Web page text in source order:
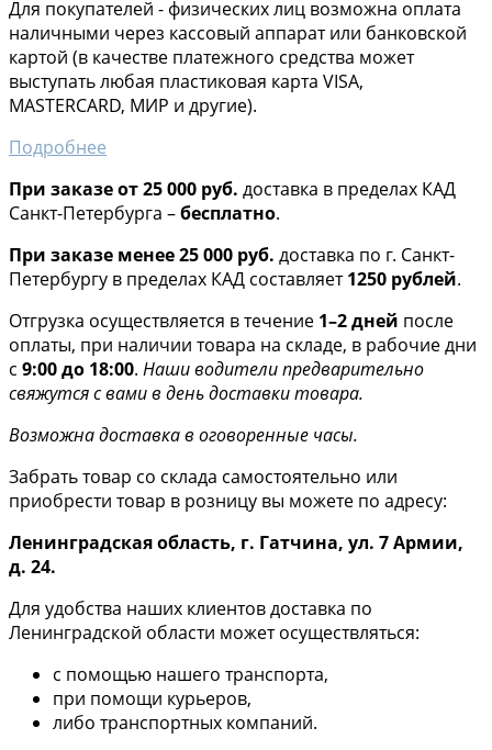
Для покупателей - физических лиц возможна оплата
наличными через кассовый аппарат или банковской
картой (в качестве платежного средства может
выступать любая пластиковая карта VISA,
MASTERCARD, МИР и другие).
Подробнее
При заказе от 25 000 руб. доставка в пределах КАД
Санкт-Петербурга –бесплатно.
При заказе менее 25 000 руб. доставка по г. Санкт-
Петербургу в пределах КАД составляет1250 рублей.
Отгрузка осуществляется в течение 1–2 дней после
оплаты, при наличии товара на складе, в рабочие дни
с 9:00 до 18:00. Наши водители предварительно
свяжутся с вами в день доставки товара.
Возможна доставка в оговоренные часы.
Забрать товар со склада самостоятельно или
приобрести товар в розницу вы можете по адресу:
Ленинградская область, г. Гатчина, ул. 7 Армии,
д. 24.
Для удобства наших клиентов доставка по
Ленинградской области может осуществляться:
с помощью нашего транспорта,
при помощи курьеров,
либо транспортных компаний.